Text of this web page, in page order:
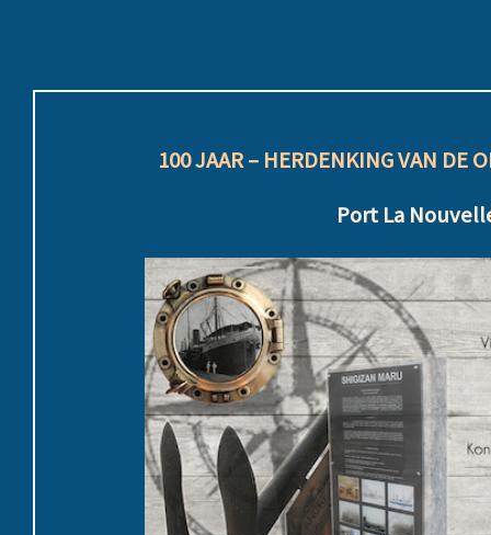
100 JAAR – HERDENKING VAN DE
Port La